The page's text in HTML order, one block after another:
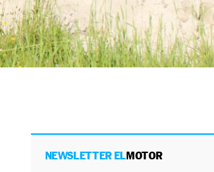
NEWSLETTER ELMOTOR